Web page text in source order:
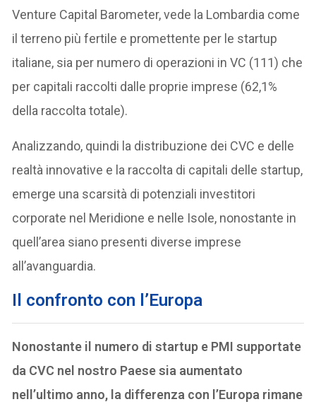
Venture Capital Barometer, vede la Lombardia come
il terreno più fertile e promettente per le startup
italiane, sia per numero di operazioni in VC (111) che
per capitali raccolti dalle proprie imprese (62,1%
della raccolta totale).
Analizzando, quindi la distribuzione dei CVC e delle
realtà innovative e la raccolta di capitali delle startup,
emerge una scarsità di potenziali investitori
corporate nel Meridione e nelle Isole, nonostante in
quell’area siano presenti diverse imprese
all’avanguardia.
Il confronto con l’Europa
Nonostante il numero di startup e PMI supportate
da CVC nel nostro Paese sia aumentato
nell’ultimo anno, la differenza con l’Europa rimane